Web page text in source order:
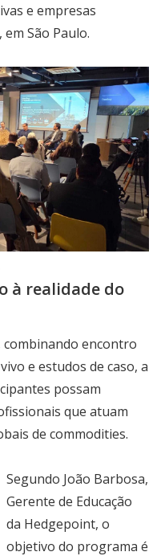
e empresas
São Paulo.
à realidade do
encontro
e estudos de caso, a
possam
que atuam
de commodities.
Segundo João Barbosa,
Gerente de Educação
da Hedgepoint, o
objetivo do programa é